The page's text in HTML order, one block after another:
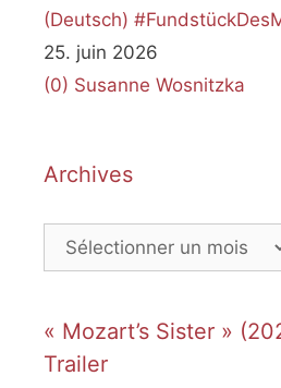
(Deutsch)
25. juin 2026
(0) Susanne Wosnitzka
Archives
Archives
« Mozart’s Sister »
Trailer